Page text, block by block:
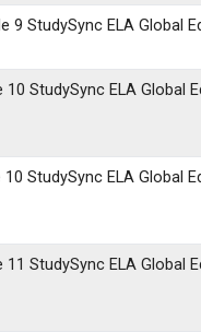
9 StudySync ELA Global
10 StudySync ELA Global
10 StudySync ELA Global
11 StudySync ELA Global